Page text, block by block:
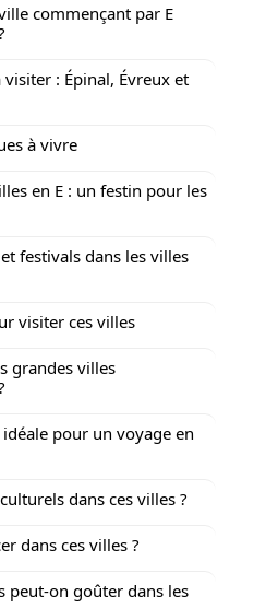
commençant par E
: Épinal, Évreux et
à vivre
en E : un festin pour les
festivals dans les villes
visiter ces villes
grandes villes
pour un voyage en
dans ces villes ?
dans ces villes ?
peut-on goûter dans les